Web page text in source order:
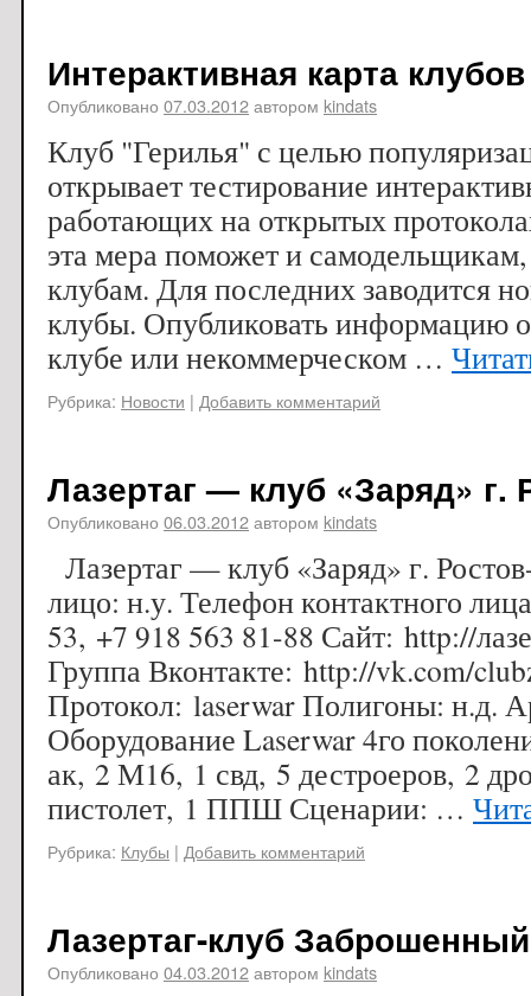
Интерактивная карта клубов
Опубликовано 07.03.2012автором kindats
Клуб "Герилья" с целью
открывает тестирование
работающих на открытых
эта мера поможет и
клубам. Для последних заводится
клубы. Опубликовать информацию
клубе или некоммерческом …
Рубрика: Новости | Добавить комментарий
Лазертаг — клуб «Заряд» г.
Опубликовано 06.03.2012автором kindats
Лазертаг — клуб «Заряд» г.
лицо: н.у. Телефон контактного
53, +7 918 563 81-88 Сайт: http://
Группа Вконтакте: http://vk.com/
Протокол: laserwar Полигоны: н.д.
Оборудование Laserwar 4го
ак, 2 М16, 1 свд, 5 дестроеров, 2
пистолет, 1 ППШ Сценарии: …
Рубрика: Клубы | Добавить комментарий
Лазертаг-клуб
Опубликовано 04.03.2012автором kindats